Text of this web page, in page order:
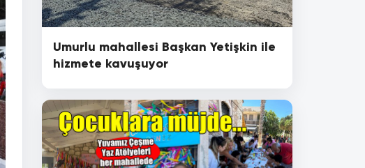
Umurlu mahallesi Başkan Yetişkin ile
hizmete kavuşuyor